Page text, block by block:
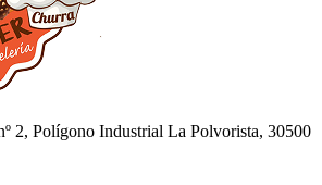
2, Polígono Industrial La Polvorista, 30500